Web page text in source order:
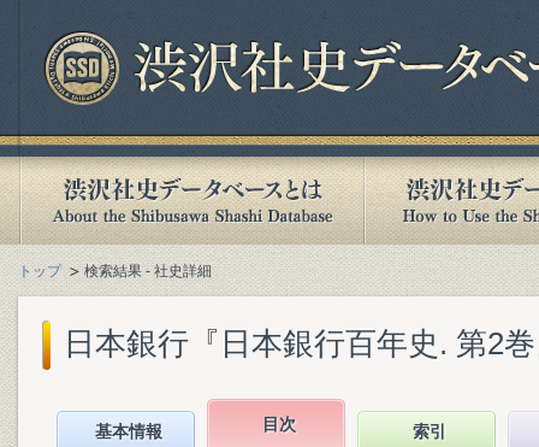
トップ 検索結果 - 社史詳細
日本銀行『日本銀行百年史. 第2
基本情報 目次 索引